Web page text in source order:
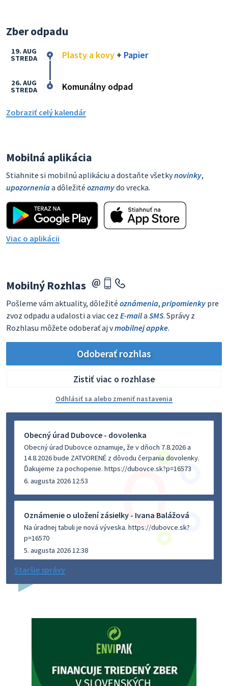
Zber odpadu
Plasty a kovy + Papier
19. AUG
STREDA
Komunálny odpad
26. AUG
STREDA
Zobraziť celý kalendár
Mobilná aplikácia
Stiahnite si mobilnú aplikáciu a dostaňte všetkynovinky,
upozorneniaa dôležité oznamydo vrecka.
Viac o aplikácii
Mobilný Rozhlas
Pošleme vám aktuality, dôležité oznámenia, pripomienky pre
zvoz odpadu a udalosti a viac cez E-maila SMS. Správy z
Rozhlasu môžete odoberať aj vmobilnej appke.
Odoberať rozhlas
Zistiť viac o rozhlase
Odhlásiť sa alebo zmeniť nastavenia
Obecný úrad Dubovce - dovolenka
Obecný úrad Dubovce oznamuje, že v dňoch 7.8.2026 a
14.8.2026 bude ZATVORENÉ z dôvodu čerpania dovolenky.
Ďakujeme za pochopenie. https://dubovce.sk?p=16573
6. augusta 2026 12:53
Oznámenie o uložení zásielky - Ivana Balážová
Na úradnej tabuli je nová výveska. https://dubovce.sk?
p=16570
5. augusta 2026 12:38
Dovolenka - MUDr. Marián Sivoň
budeZATVORENÁ z dôvodu čerpania dovolenky. Akútne
prípady bude riešiť MUDr.Fisch…
Zajtrajší zvoz odpadu
Staršie správy